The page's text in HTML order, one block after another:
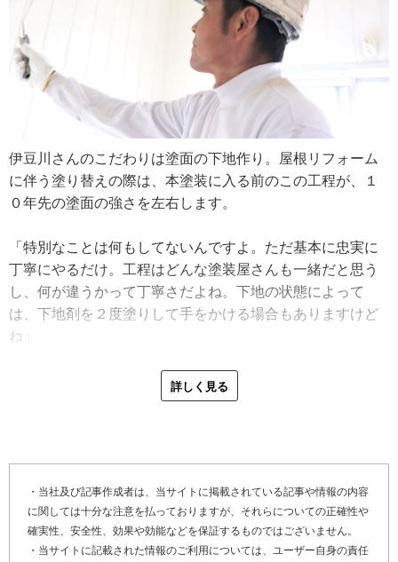
合を入れてね。技術に関しては大勢の人にお世話になっ
て、どうにか塗装店として立ち行くようになりました。今
後は自社で一連の仕事ができるよう、お客さまと直接やり
取りができる元請けの仕事を増やしていきたいです」
伊豆川さんのこだわりは塗面の下地作り。屋根リフォーム
に伴う塗り替えの際は、本塗装に入る前のこの工程が、１
０年先の塗面の強さを左右します。
「特別なことは何もしてないんですよ。ただ基本に忠実に
丁寧にやるだけ。工程はどんな塗装屋さんも一緒だと思う
し、何が違うかって丁寧さだよね。下地の状態によって
は、下地剤を２度塗りして手をかける場合もありますけど
ね」
また、伊豆川さんは雨漏り修理にも自信があります。最近
多いのは、屋根の天窓まわりからの雨漏り。雨水が直接当
「先日は天窓が２つあるカラーベスト（※１）の屋根から
の雨漏りでした。初めは塗装で補修したんですが直らなく
て。片方の天窓付近からの雨漏りだったので、もうひとつ
の窓と何が違うんだろうと観察したんですよ。そうしたら
詳しく見る
・当社及び記事作成者は、当サイトに掲載されている記事や情報の内容
に関しては十分な注意を払っておりますが、それらについての正確性や
確実性、安全性、効果や効能などを保証するものではございません。
・当サイトに記載された情報のご利用については、ユーザー自身の責任